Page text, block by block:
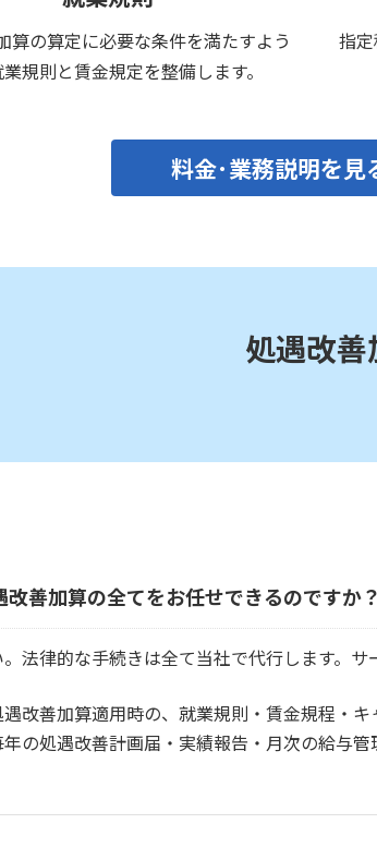
算の算定に必要な条件を満たすよう
規則と賃金規定を整備します。
指
料金･業務説明を見
処遇改善
改善加算の全てをお任せできるのですか？
。法律的な手続きは全て当社で代行します。サ
遇改善加算適用時の、就業規則・賃金規程・
年の処遇改善計画届・実績報告・月次の給与管